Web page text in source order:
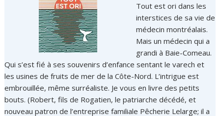
Tout est ori dans les
interstices de sa vie de
médecin montréalais.
Mais un médecin qui a
grandi à Baie-Comeau.
Qui s’est fié à ses souvenirs d’enfance sentant le varech et
les usines de fruits de mer de la Côte-Nord. L’intrigue est
embrouillée, même surréaliste. Je vous en livre des petits
bouts. (Robert, fils de Rogatien, le patriarche décédé, et
nouveau patron de l’entreprise familiale Pêcherie Lelarge; il a